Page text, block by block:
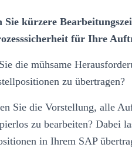
Sie kürzere
für Ihre
die mühsame
zu übertragen?
Sie die Vorstellung, alle
zu bearbeiten? Dabei
in Ihrem SAP